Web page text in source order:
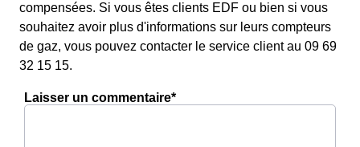
compensées. Si vous êtes clients EDF ou bien si vous
souhaitez avoir plus d'informations sur leurs compteurs
de gaz, vous pouvez contacter le service client au 09 69
32 15 15.
Laisser un commentaire*